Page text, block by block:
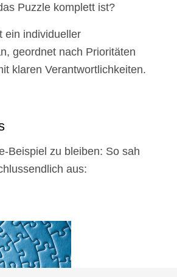
Puzzle komplett ist?
ein individueller
geordnet nach Prioritäten
klaren Verantwortlichkeiten.
Beispiel zu bleiben: So sah
aus: